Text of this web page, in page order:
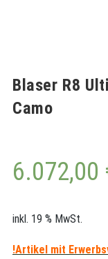
Blaser R8
Camo
6.072,00
inkl. 19 % MwSt.
!Artikel mit